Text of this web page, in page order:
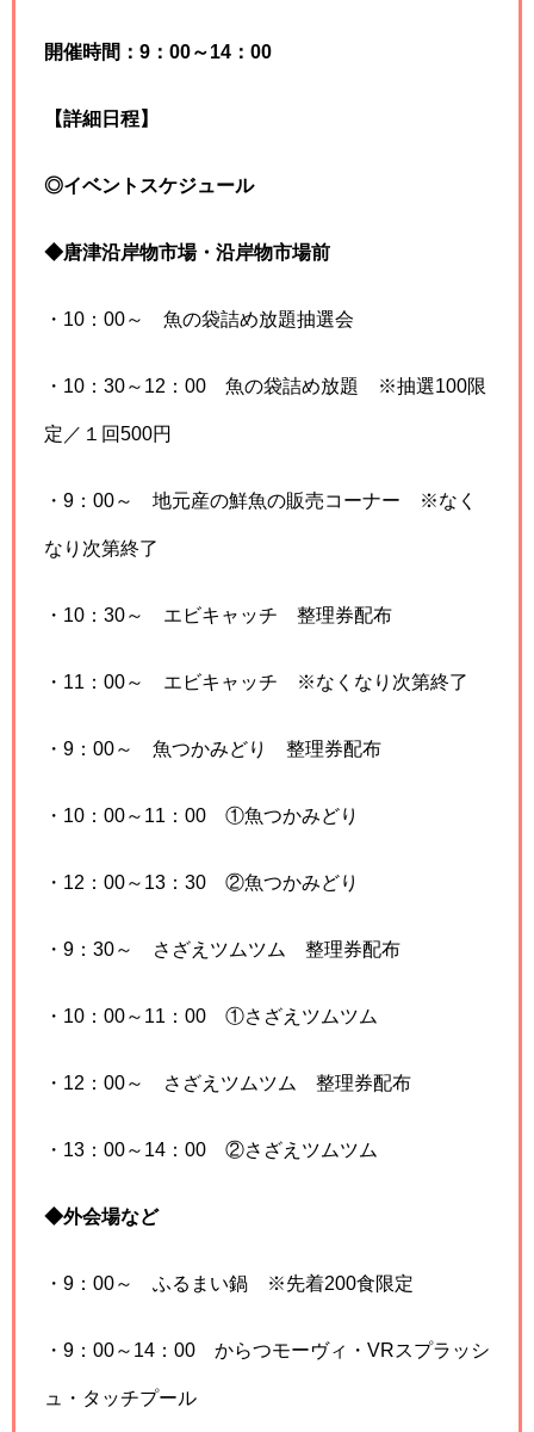
開催時間：9：00～14：00
【詳細日程】
◎イベントスケジュール
◆唐津沿岸物市場・沿岸物市場前
・10：00～ 魚の袋詰め放題抽選会
・10：30～12：00 魚の袋詰め放題 ※抽選100限
定／１回500円
・9：00～ 地元産の鮮魚の販売コーナー ※なく
なり次第終了
・10：30～ エビキャッチ 整理券配布
・11：00～ エビキャッチ ※なくなり次第終了
・9：00～ 魚つかみどり 整理券配布
・10：00～11：00 ①魚つかみどり
・12：00～13：30 ②魚つかみどり
・9：30～ さざえツムツム 整理券配布
・10：00～11：00 ①さざえツムツム
・12：00～ さざえツムツム 整理券配布
・13：00～14：00 ②さざえツムツム
◆外会場など
・9：00～ ふるまい鍋 ※先着200食限定
・9：00～14：00 からつモーヴィ・VRスプラッシ
ュ・タッチプール